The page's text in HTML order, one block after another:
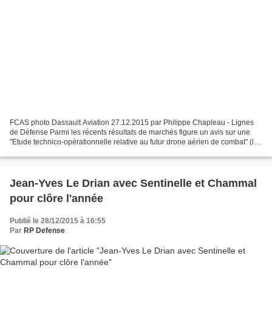
FCAS photo Dassault Aviation 27.12.2015 par Philippe Chapleau - Lignes
de Défense Parmi les récents résultats de marchés figure un avis sur une
"Etude technico-opérationnelle relative au futur drone aérien de combat" (lire
Jean-Yves Le Drian avec Sentinelle et Chammal
pour clôre l'année
Publié le 28/12/2015 à 16:55
Par RP Defense